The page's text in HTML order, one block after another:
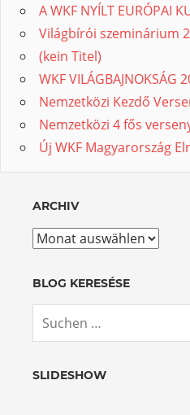
A WKF NYÍLT EURÓPAI
Világbírói szeminárium
(kein Titel)
WKF VILÁGBAJNOKSÁG
Nemzetközi Kezdő
Nemzetközi 4 fős
Új WKF Magyarország
ARCHIV
Archiv
BLOG KERESÉSE
SLIDESHOW